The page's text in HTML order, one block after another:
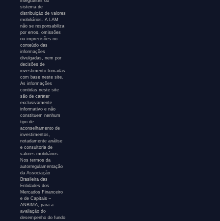
sistema de
distribuição de valores
mobiliários. A LAM
não se responsabiliza
por erros, omissões
ou imprecisões no
conteúdo das
informações
divulgadas, nem por
decisões de
investimento tomadas
com base neste site.
As informações
contidas neste site
são de caráter
exclusivamente
informativo e não
constituem nenhum
tipo de
aconselhamento de
investimentos,
notadamente análise
e consultoria de
valores mobiliários.
Nos termos da
autorregulamentação
da Associação
Brasileira das
Entidades dos
Mercados Financeiro
e de Capitais –
ANBIMA, para a
avaliação do
desempenho do fundo